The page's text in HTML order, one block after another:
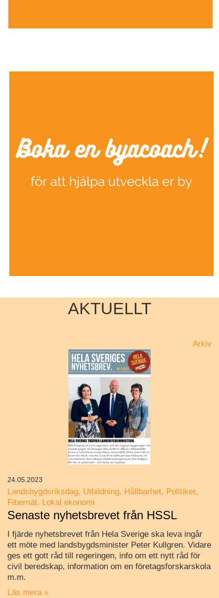
AKTUELLT
Arkiv
Landsbygdsriksdag Utbildning Hållbarhet Politiker
Fibernät Lokal ekonomi
Senaste nyhetsbrevet från HSSL
I fjärde nyhetsbrevet från Hela Sverige ska leva ingår
ett möte med landsbygdsminister Peter Kullgren. Vidare
ges ett gott råd till regeringen, info om ett nytt råd för
civil beredskap, information om en företagsforskarskola
m.m.
Läs mera »
24.05.2023